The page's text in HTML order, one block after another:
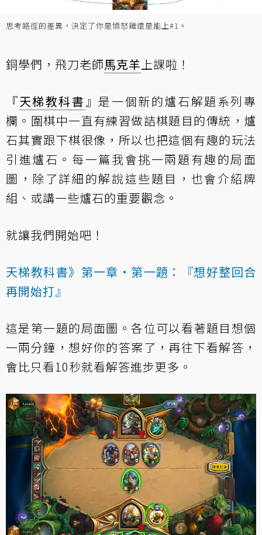
思考路徑的差異，決定了你是憤怒雞還是能上#1。
銅學們，飛刀老師馬克羊上課啦！
『天梯教科書』是一個新的爐石解題系列專
欄。圍棋中一直有練習做詰棋題目的傳統，爐
石其實跟下棋很像，所以也把這個有趣的玩法
引進爐石。每一篇我會挑一兩題有趣的局面
圖，除了詳細的解說這些題目，也會介紹牌
組、或講一些爐石的重要觀念。
就讓我們開始吧！
天梯教科書》第一章‧第一題：『想好整回合
再開始打』
這是第一題的局面圖。各位可以看著題目想個
一兩分鐘，想好你的答案了，再往下看解答，
會比只看10秒就看解答進步更多。